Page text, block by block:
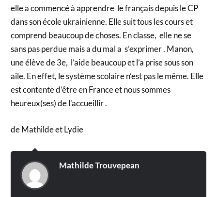
elle a commencé à apprendre le français depuis le CP
dans son école ukrainienne. Elle suit tous les cours et
comprend beaucoup de choses. En classe, elle ne se
sans pas perdue mais a du mal a s’exprimer . Manon,
une élève de 3e, l’aide beaucoup et l’a prise sous son
aile. En effet, le système scolaire n’est pas le même. Elle
est contente d’être en France et nous sommes
heureux(ses) de l’accueillir .
de Mathilde et Lydie
Mathilde Trouvepean